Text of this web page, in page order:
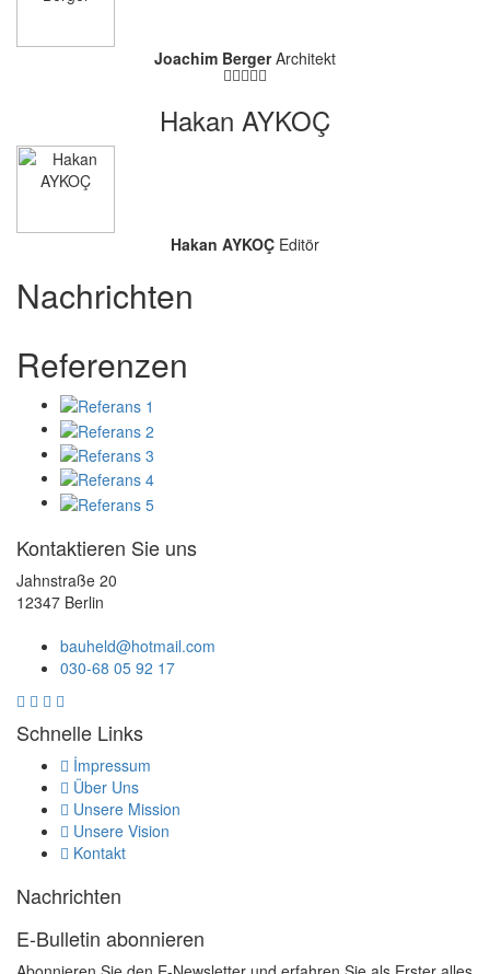
Joachim Berger Architekt
Hakan AYKOÇ
Hakan AYKOÇ Editör
Nachrichten
Referenzen
Kontaktieren Sie uns
Jahnstraße 20
12347 Berlin
bauheld@hotmail.com
030-68 05 92 17
Schnelle Links
İmpressum
Über Uns
Unsere Mission
Unsere Vision
Kontakt
Nachrichten
E-Bulletin abonnieren